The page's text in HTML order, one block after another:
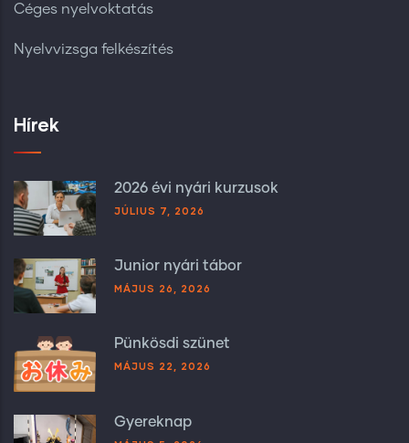
Céges nyelvoktatás
Nyelvvizsga felkészítés
Hírek
2026 évi nyári kurzusok
JÚLIUS 7, 2026
Junior nyári tábor
MÁJUS 26, 2026
Pünkösdi szünet
MÁJUS 22, 2026
Gyereknap